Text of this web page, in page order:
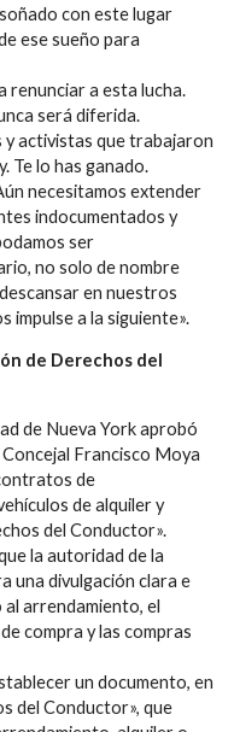
con este lugar
ese sueño para
renunciar a esta lucha.
será diferida.
y activistas que trabajaron
Te lo has ganado.
necesitamos extender
indocumentados y
ser
no solo de nombre
en nuestros
impulse a la siguiente».
de Derechos del
de Nueva York aprobó
Francisco Moya
de
de alquiler y
del Conductor».
la autoridad de la
una divulgación clara e
arrendamiento, el
compra y las compras
un documento, en
del Conductor», que